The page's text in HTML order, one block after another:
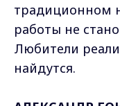
традиционном
работы не
Любители
найдутся.